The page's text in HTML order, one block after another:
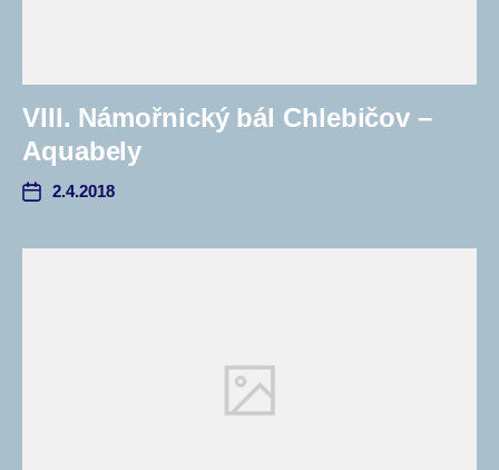
VIII. Námořnický bál Chlebičov –
Aquabely
2.4.2018